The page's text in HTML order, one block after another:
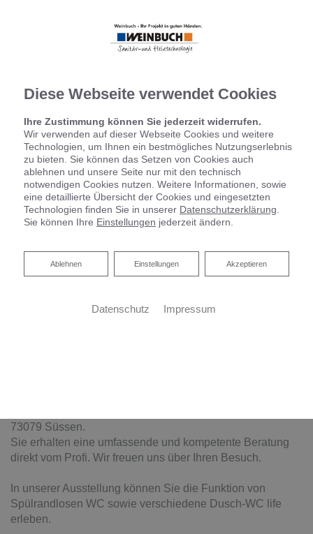
73079 Süssen.
Sie erhalten eine umfassende und kompetente Beratung
direkt vom Profi. Wir freuen uns über Ihren Besuch.
In unserer Ausstellung können Sie die Funktion von
Spülrandlosen WC sowie verschiedene Dusch-WC life
erleben.
Diese Webseite verwendet Cookies
Ihre Zustimmung können Sie jederzeit widerrufen.
Wir verwenden auf dieser Webseite Cookies und weitere
Technologien, um Ihnen ein bestmögliches Nutzungserlebnis
zu bieten. Sie können das Setzen von Cookies auch
ablehnen und unsere Seite nur mit den technisch
notwendigen Cookies nutzen. Weitere Informationen, sowie
eine detaillierte Übersicht der Cookies und eingesetzten
Technologien finden Sie in unserer Datenschutzerklärung
Sie können Ihre Einstellungen jederzeit ändern.
Akzeptieren
Einstellungen
Ablehnen
Ablehnen
Datenschutz Impressum